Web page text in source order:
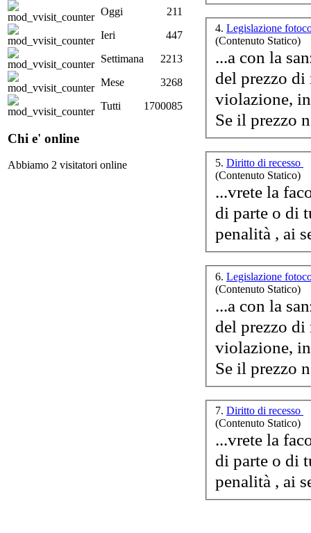
U
Oggi
211
Ieri
447
Settimana
2213
Mese
3268
Tutti
1700085
Chi e' online
Abbiamo 2 visitatori online
4. Legislazione
(Contenuto Statico)
...a con la
del prezzo
violazione,
Se il prezzo
5. Diritto di recesso
(Contenuto Statico)
...vrete la
di parte o di
penalità , ai
6. Legislazione
(Contenuto Statico)
...a con la
del prezzo
violazione,
Se il prezzo
7. Diritto di recesso
(Contenuto Statico)
...vrete la
di parte o di
penalità , ai